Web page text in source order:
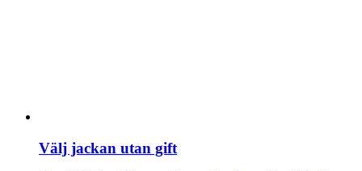
Välj jackan utan gift